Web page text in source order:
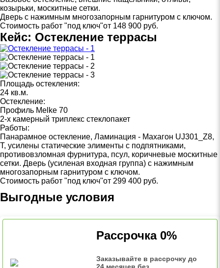
козырьки, москитные сетки.
Дверь с нажимным многозапорным гарнитуром с ключом.
Стоимость работ "под ключ"от 148 900 руб.
Кейс: Остекление террасы
Площадь остекления:
24 кв.м.
Остекление:
Профиль Melke 70
2-х камерный триплекс стеклопакет
Работы:
Панарамное остекление, Ламинация - Махагон UJ301_Z8,
Т, усилены статические элименты с подпятниками,
противовзломная фурнитура, псул, коричневые москитные
сетки. Дверь (усиленая входная группа) с нажимным
многозапорным гарнитуром с ключом.
Стоимость работ "под ключ"от 299 400 руб.
Выгодные условия
Рассрочка 0%
Заказывайте в рассрочку до